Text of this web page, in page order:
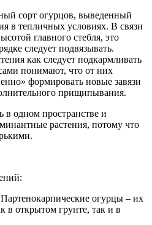
сорт огурцов, выведенный
в тепличных условиях. В связи
главного стебля, это
следует подвязывать.
как следует подкармливать
понимают, что от них
формировать новые завязи
прищипывания.
одном пространстве и
растения, потому что
огурцы – их
в открытом грунте, так и в